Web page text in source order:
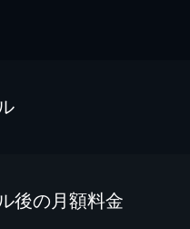
後の⽉額料金